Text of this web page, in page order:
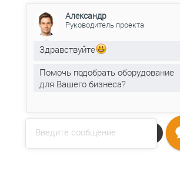
Напишите нам
Введите сообщение
Александр
Помочь подобрать оборудование